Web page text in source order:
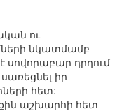
ու
նկատմամբ
սովորաբար դրդում
իր
հետ:
աշխարհի հետ